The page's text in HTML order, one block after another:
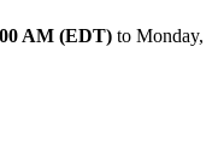
AM (EDT) to Monday,